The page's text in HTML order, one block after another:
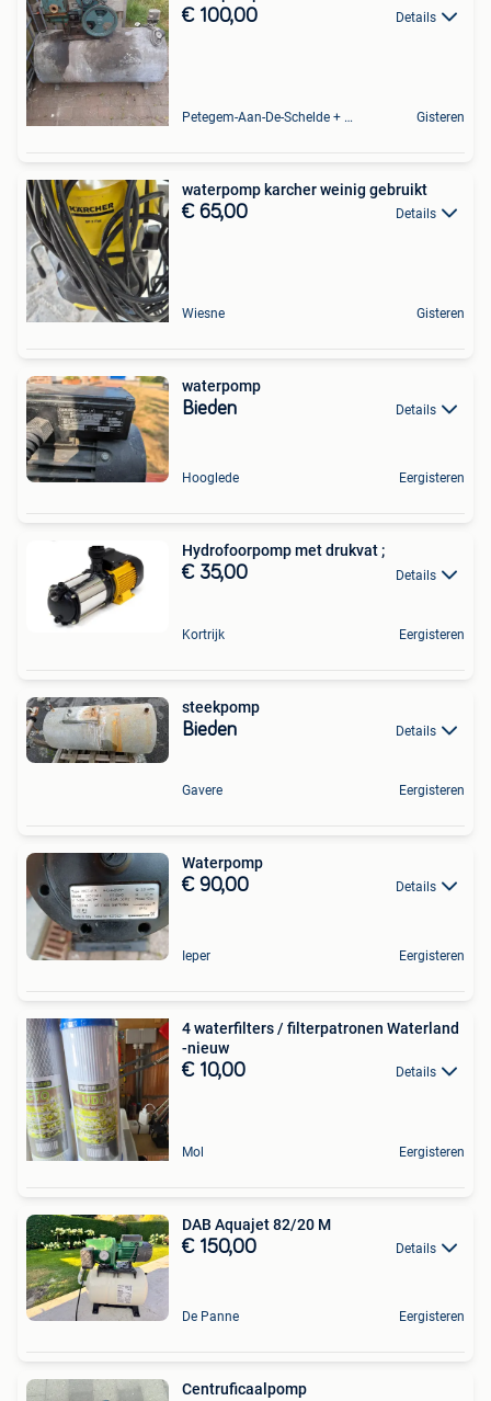
€ 100,00 Details
Petegem-Aan-De-Schelde + Deel Van Oudenaarde Gisteren
waterpomp karcher weinig gebruikt
€ 65,00 Details
Wiesne Gisteren
waterpomp
Bieden Details
Hooglede Eergisteren
Hydrofoorpomp met drukvat ;
€ 35,00 Details
Kortrijk Eergisteren
steekpomp
Bieden Details
Gavere Eergisteren
Waterpomp
€ 90,00 Details
Ieper Eergisteren
4 waterfilters / filterpatronen Waterland
-nieuw
€ 10,00 Details
Mol Eergisteren
DAB Aquajet 82/20 M
€ 150,00 Details
De Panne Eergisteren
Centruficaalpomp